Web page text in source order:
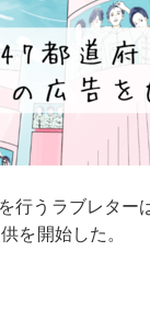
行うラブレター
を開始した。